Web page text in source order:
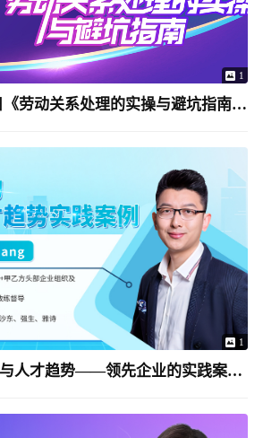
1
HR睿思汇 8月28日《劳动关系处理的实操与避坑指南》上海中心举办（免费）
1
《新环境下的组织与人才趋势——领先企业的实践案例》张霏